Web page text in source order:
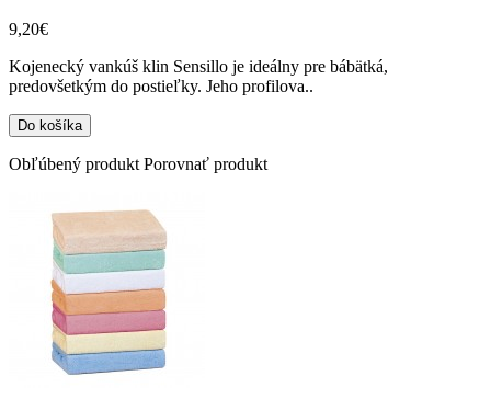
9,20€
Kojenecký vankúš klin Sensillo je ideálny pre bábätká,
predovšetkým do postieľky. Jeho profilova..
Obľúbený produkt Porovnať produkt